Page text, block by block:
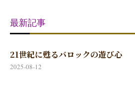
最新記事
21世紀に甦るバロックの遊び心
2025-08-12